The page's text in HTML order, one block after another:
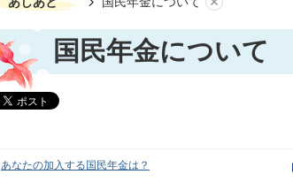
国民年金について
あなたの加入する国民年金は？